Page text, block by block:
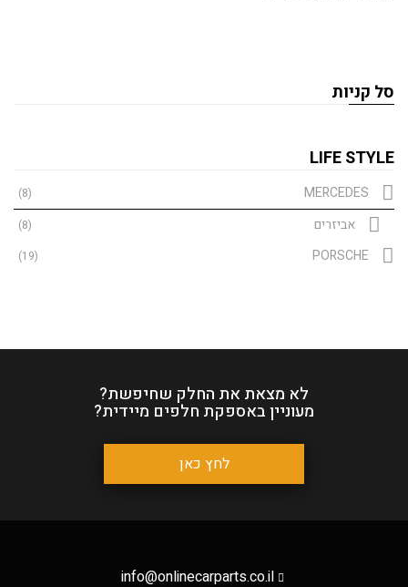
סל קניות
LIFE STYLE
MERCEDES
(8)
אביזרים (8)
PORSCHE
(19)
לא מצאת את החלק שחיפשת?
מעוניין באספקת חלפים מיידית?
לחץ כאן
info@onlinecarparts.co.il